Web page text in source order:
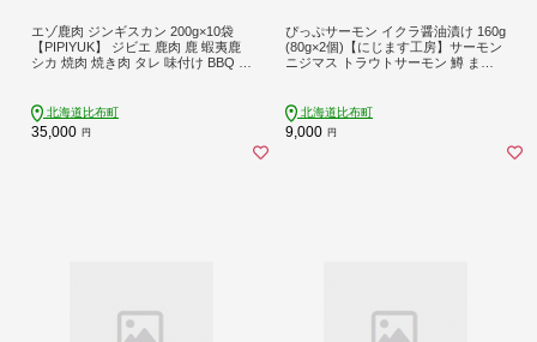
エゾ鹿肉 ジンギスカン 200g×10袋
【PIPIYUK】 ジビエ 鹿肉 鹿 蝦夷鹿
シカ 焼肉 焼き肉 タレ 味付け BBQ バ
北海道比布町
35,000 円
ぴっぷサーモン イクラ醤油漬け 160g
(80g×2個)【にじます工房】サーモン
ニジマス トラウトサーモン 鱒 ます
北海道 比布町 ぴっぷ 1009-006
北海道比布町
9,000 円